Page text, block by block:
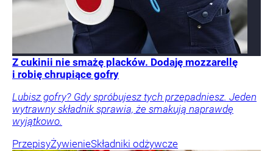
Z cukinii nie smażę placków. Dodaję mozzarellę
i robię chrupiące gofry
Lubisz gofry? Gdy spróbujesz tych przepadniesz. Jeden
wytrawny składnik sprawia, że smakują naprawdę
wyjątkowo.
PrzepisyŻywienieSkładniki odżywcze